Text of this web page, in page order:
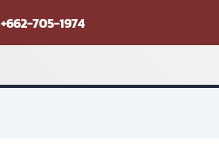
+662-705-1974